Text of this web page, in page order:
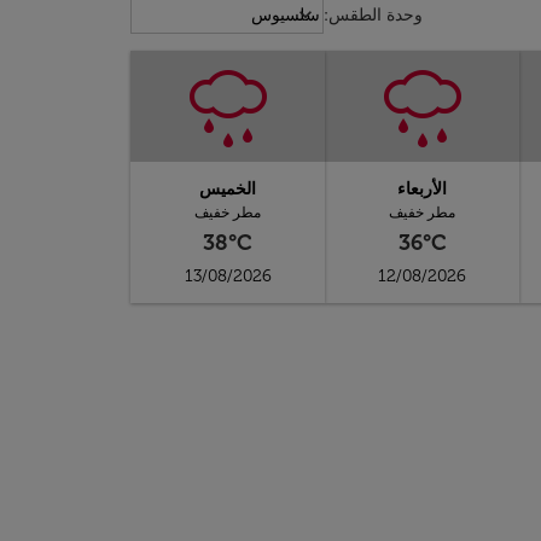
وحدة الطقس: Weather unit option سلسيوس Selected
سلسيوس
keyboard_arrow_down
الأربعاء
مطر خفيف
36°C
12/08/2026
الخميس
مطر خفيف
38°C
13/08/2026